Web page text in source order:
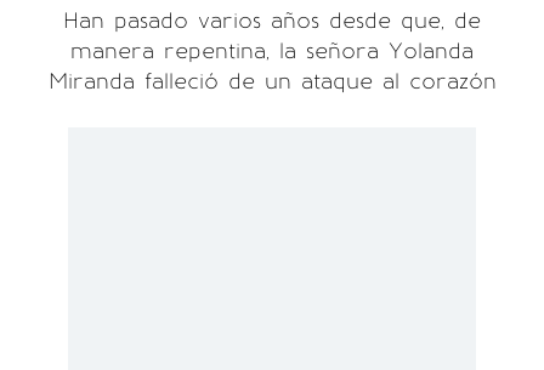
Han pasado varios años desde que, de
manera repentina, la señora Yolanda
Miranda falleció de un ataque al corazón